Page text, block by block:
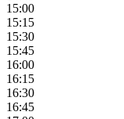
15:00
15:15
15:30
15:45
16:00
16:15
16:30
16:45